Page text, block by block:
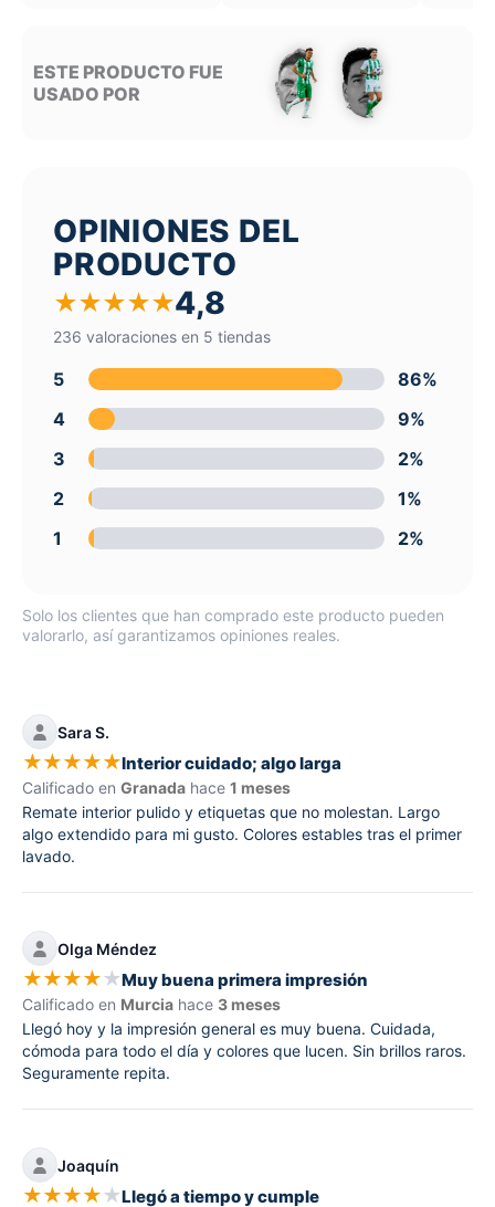
ESTE PRODUCTO FUE
USADO POR
OPINIONES DEL
PRODUCTO
★★★★★4,8
236 valoraciones en 5 tiendas
5
86%
4
9%
3
2%
2
1%
1
2%
Solo los clientes que han comprado este producto pueden
valorarlo, así garantizamos opiniones reales.
Sara S.
★★★★★Interior cuidado; algo larga
Calificado en Granada hace 1 meses
Remate interior pulido y etiquetas que no molestan. Largo
algo extendido para mi gusto. Colores estables tras el primer
lavado.
Olga Méndez
★★★★★Muy buena primera impresión
Calificado en Murcia hace 3 meses
Llegó hoy y la impresión general es muy buena. Cuidada,
cómoda para todo el día y colores que lucen. Sin brillos raros.
Seguramente repita.
Joaquín
★★★★★Llegó a tiempo y cumple